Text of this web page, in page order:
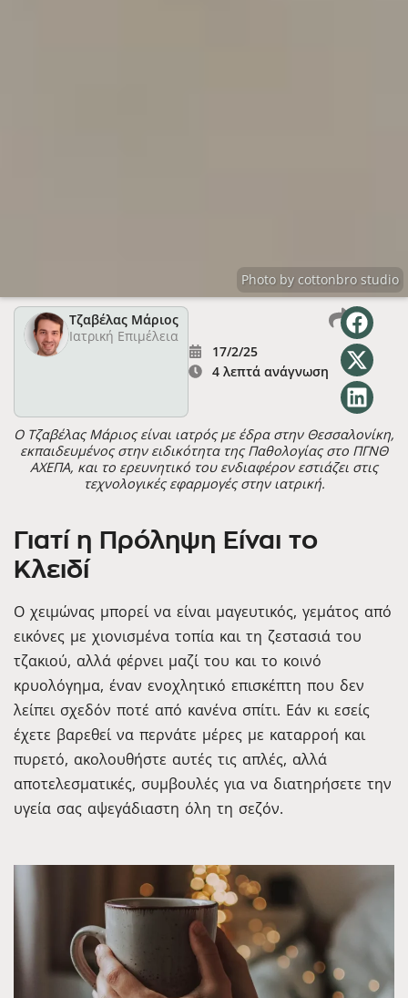
Photo by cottonbro studio
Τζαβέλας Μάριος
Ιατρική Επιμέλεια
17/2/25
4 λεπτά ανάγνωση
Ο Τζαβέλας Μάριος είναι ιατρός με έδρα στην Θεσσαλονίκη,
εκπαιδευμένος στην ειδικότητα της Παθολογίας στο ΠΓΝΘ
ΑΧΕΠΑ, και το ερευνητικό του ενδιαφέρον εστιάζει στις
τεχνολογικές εφαρμογές στην ιατρική.
Γιατί η Πρόληψη Είναι το
Κλειδί
Ο χειμώνας μπορεί να είναι μαγευτικός, γεμάτος από
εικόνες με χιονισμένα τοπία και τη ζεστασιά του
τζακιού, αλλά φέρνει μαζί του και το κοινό
κρυολόγημα, έναν ενοχλητικό επισκέπτη που δεν
λείπει σχεδόν ποτέ από κανένα σπίτι. Εάν κι εσείς
έχετε βαρεθεί να περνάτε μέρες με καταρροή και
πυρετό, ακολουθήστε αυτές τις απλές, αλλά
αποτελεσματικές, συμβουλές για να διατηρήσετε την
υγεία σας αψεγάδιαστη όλη τη σεζόν.